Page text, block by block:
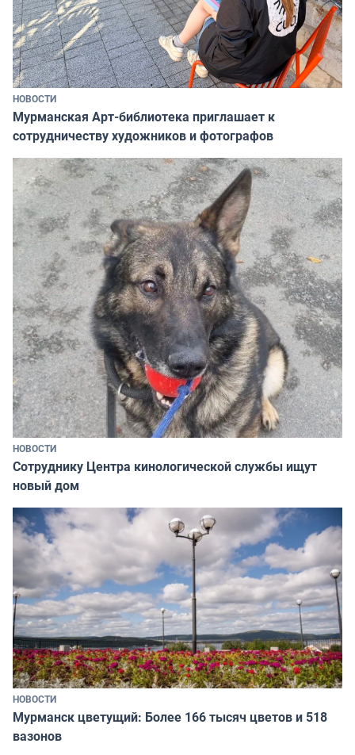
НОВОСТИ
Мурманская Арт-библиотека приглашает к
сотрудничеству художников и фотографов
НОВОСТИ
Сотруднику Центра кинологической службы ищут
новый дом
НОВОСТИ
Мурманск цветущий: Более 166 тысяч цветов и 518
вазонов